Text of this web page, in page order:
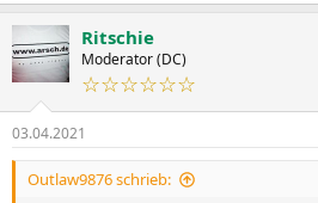
Ritschie
Moderator (DC)
☆☆☆☆☆☆
03.04.2021
Outlaw9876 schrieb: